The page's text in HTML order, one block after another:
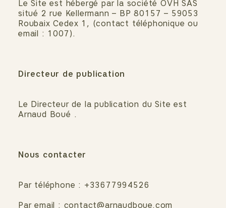
Le Site est hébergé par la société OVH SAS
situé 2 rue Kellermann – BP 80157 – 59053
Roubaix Cedex 1, (contact téléphonique ou
email : 1007).
Directeur de publication
Le Directeur de la publication du Site est
Arnaud Boué .
Nous contacter
Par téléphone : +33677994526
Par email : contact@arnaudboue.com